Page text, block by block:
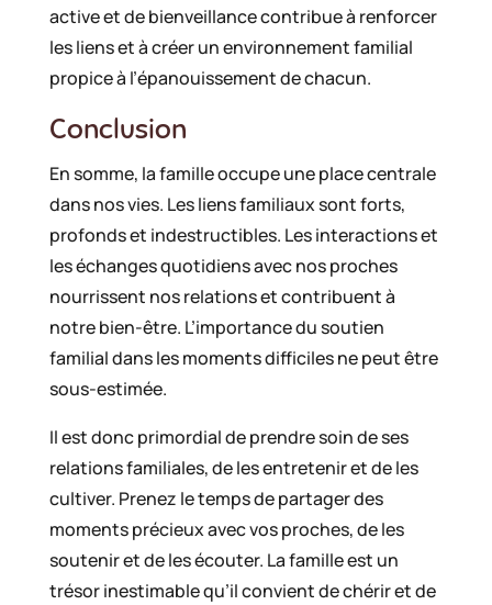
active et de bienveillance contribue à renforcer
les liens et à créer un environnement familial
propice à l’épanouissement de chacun.
Conclusion
En somme, la famille occupe une place centrale
dans nos vies. Les liens familiaux sont forts,
profonds et indestructibles. Les interactions et
les échanges quotidiens avec nos proches
nourrissent nos relations et contribuent à
notre bien-être. L’importance du soutien
familial dans les moments difficiles ne peut être
sous-estimée.
Il est donc primordial de prendre soin de ses
relations familiales, de les entretenir et de les
cultiver. Prenez le temps de partager des
moments précieux avec vos proches, de les
soutenir et de les écouter. La famille est un
trésor inestimable qu’il convient de chérir et de